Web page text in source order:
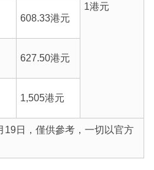
1港元
608.33港元
627.50港元
1,505港元
19日，僅供參考，一切以官方